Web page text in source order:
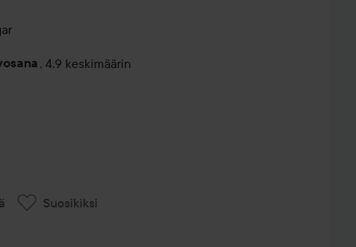
, 4.9 keskimäärin
Suosikiksi